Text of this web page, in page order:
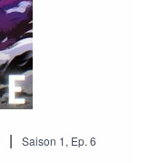
| Saison 1, Ep. 6